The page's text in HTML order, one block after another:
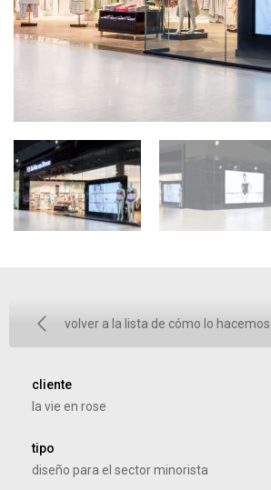
volver a la lista de cómo lo hacemos
cliente
la vie en rose
tipo
diseño para el sector minorista